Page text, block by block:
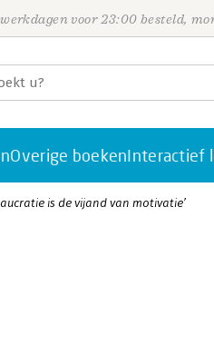
voor 23:00 besteld,
Overige boekenInteractief
is de vijand van motivatie’